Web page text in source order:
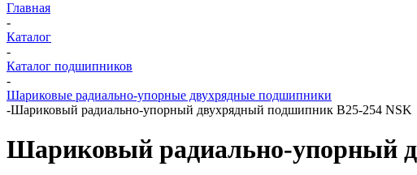
Главная
-
Каталог
-
Каталог подшипников
-
Шариковые радиально-упорные двухрядные подшипники
-Шариковый радиально-упорный двухрядный подшипник B25-254 NSK
Шариковый радиально-упорный